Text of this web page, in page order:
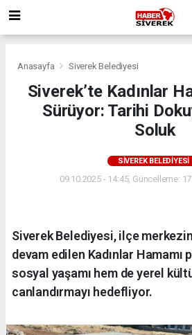
Anasayfa Siverek Belediyesi
Siverek’te Kadınlar
Sürüyor: Tarihi
Soluk
SIVEREK BELEDIYESI
09.10.2025 - 14:45, Güncelleme:
Siverek Belediyesi, ilçe
devam edilen Kadınlar Hamamı
sosyal yaşamı hem de yerel
canlandırmayı hedefliyor.